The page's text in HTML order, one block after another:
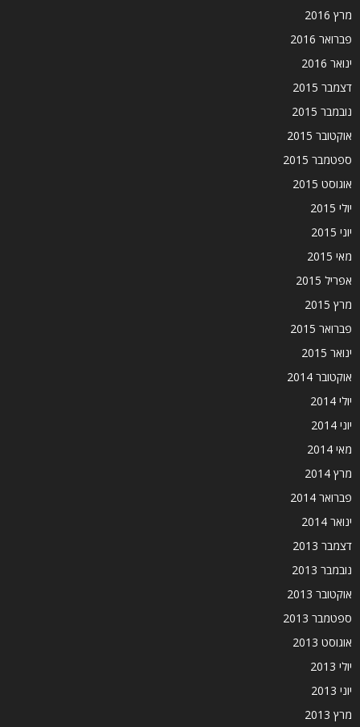
מרץ 2016
פברואר 2016
ינואר 2016
דצמבר 2015
נובמבר 2015
אוקטובר 2015
ספטמבר 2015
אוגוסט 2015
יולי 2015
יוני 2015
מאי 2015
אפריל 2015
מרץ 2015
פברואר 2015
ינואר 2015
אוקטובר 2014
יולי 2014
יוני 2014
מאי 2014
מרץ 2014
פברואר 2014
ינואר 2014
דצמבר 2013
נובמבר 2013
אוקטובר 2013
ספטמבר 2013
אוגוסט 2013
יולי 2013
יוני 2013
מרץ 2013